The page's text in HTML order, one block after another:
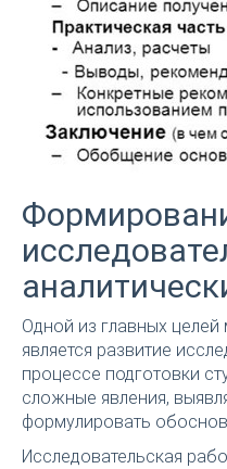
Одной из главных целей
является развитие
процессе подготовки
сложные явления,
формулировать
Исследовательская